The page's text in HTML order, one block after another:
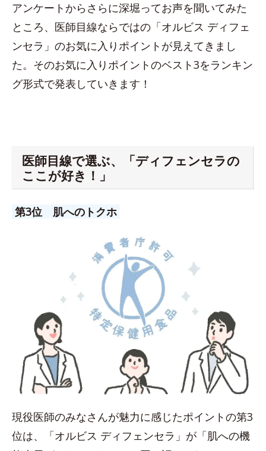
アンケートからさらに深堀ってお声を聞いてみた
ところ、医師目線ならではの「オルビス ディフェ
ンセラ」のお気に入りポイントが見えてきまし
た。そのお気に入りポイントのベスト3をランキン
グ形式で発表していきます！
医師目線で選ぶ、「ディフェンセラの
ここが好き！」
第3位 肌へのトクホ
現役医師のみなさんが魅力に感じたポイントの第3
位は、「オルビス ディフェンセラ」が「肌への機